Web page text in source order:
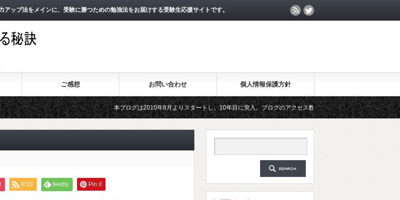
ップ法をメインに、受験に勝つための勉強法をお届けする受験生応援サイトです。
ご感想 お問い合わせ 個人情報保護方針
本ブログは2010年8月よりスタートし、10年目に突入。ブログのアクセス数が月間25万PV、公開記事数が2000記事を突
2011年3月よりスタートした無料メールマガジン「勉強の集中力が10倍アップする秘訣」は、2018年6月に総読者数が4
RSS feedly Pin it